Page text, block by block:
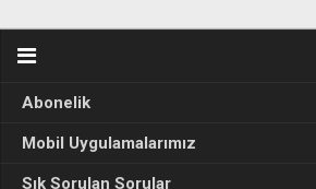
Abonelik
Mobil Uygulamalarımız
Sık Sorulan Sorular